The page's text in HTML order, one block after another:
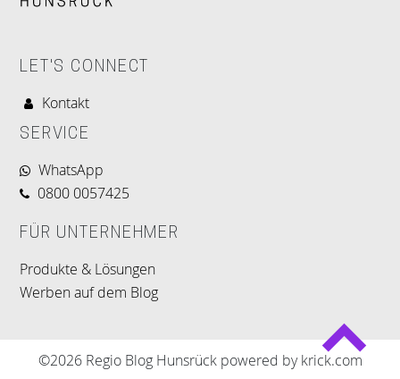
LET'S CONNECT
Kontakt
SERVICE
WhatsApp
0800 0057425
FÜR UNTERNEHMER
Produkte & Lösungen
Werben auf dem Blog
©2026 Regio Blog Hunsrück powered by krick.com